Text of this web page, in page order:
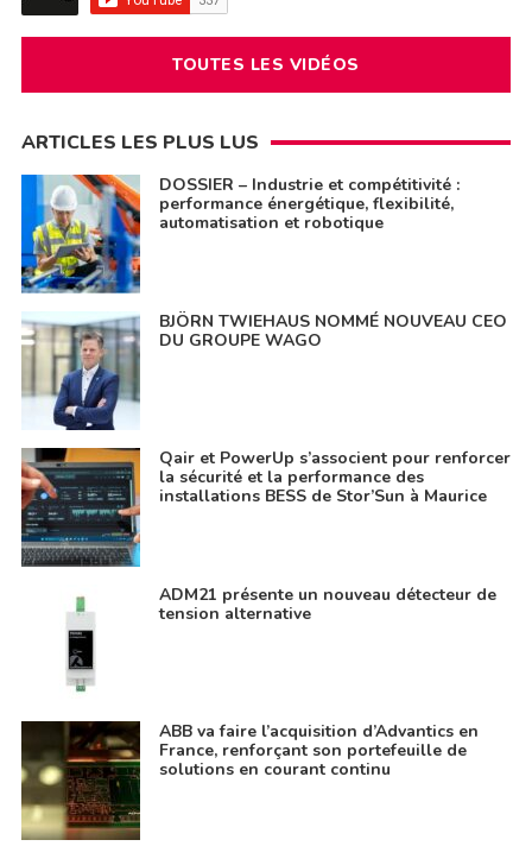
TOUTES LES VIDÉOS
ARTICLES LES PLUS LUS
DOSSIER – Industrie et compétitivité :
performance énergétique, flexibilité,
automatisation et robotique
BJÖRN TWIEHAUS NOMMÉ NOUVEAU CEO
DU GROUPE WAGO
Qair et PowerUp s’associent pour renforcer
la sécurité et la performance des
installations BESS de Stor’Sun à Maurice
ADM21 présente un nouveau détecteur de
tension alternative
ABB va faire l’acquisition d’Advantics en
France, renforçant son portefeuille de
solutions en courant continu